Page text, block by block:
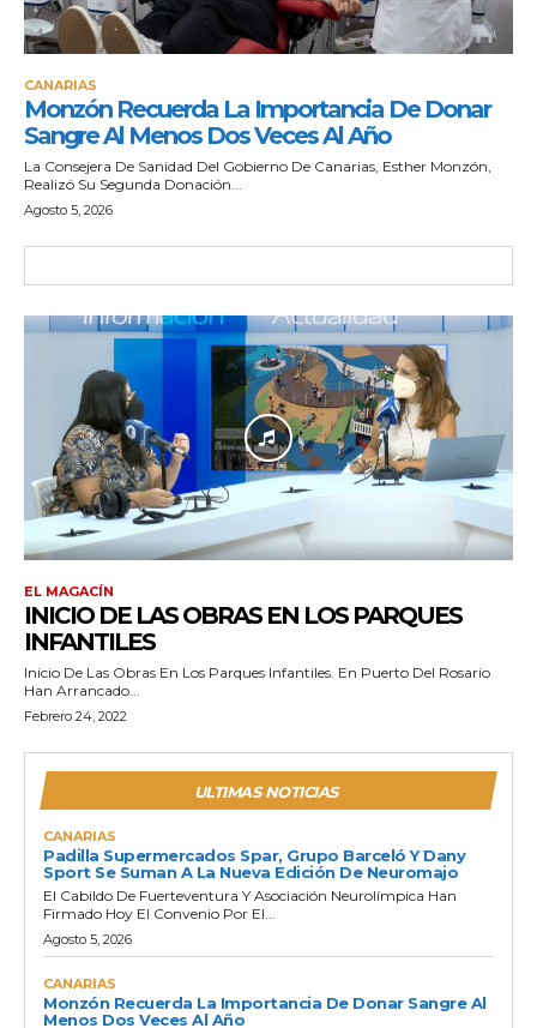
CANARIAS
Monzón Recuerda La Importancia De Donar
Sangre Al Menos Dos Veces Al Año
La Consejera De Sanidad Del Gobierno De Canarias, Esther Monzón,
Realizó Su Segunda Donación...
Agosto 5, 2026
EL MAGACÍN
INICIO DE LAS OBRAS EN LOS PARQUES
INFANTILES
Inicio De Las Obras En Los Parques Infantiles. En Puerto Del Rosario
Han Arrancado...
Febrero 24, 2022
ULTIMAS NOTICIAS
CANARIAS
Padilla Supermercados Spar, Grupo Barceló Y Dany
Sport Se Suman A La Nueva Edición De Neuromajo
El Cabildo De Fuerteventura Y Asociación Neurolímpica Han
Firmado Hoy El Convenio Por El...
Agosto 5, 2026
CANARIAS
Monzón Recuerda La Importancia De Donar Sangre Al
Menos Dos Veces Al Año